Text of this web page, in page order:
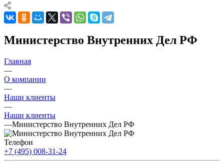
Министерство Внутренних Дел РФ
Главная
—
О компании
—
Наши клиенты
—
Наши клиенты
—Министерство Внутренних Дел РФ
Телефон
+7 (495) 008-31-24